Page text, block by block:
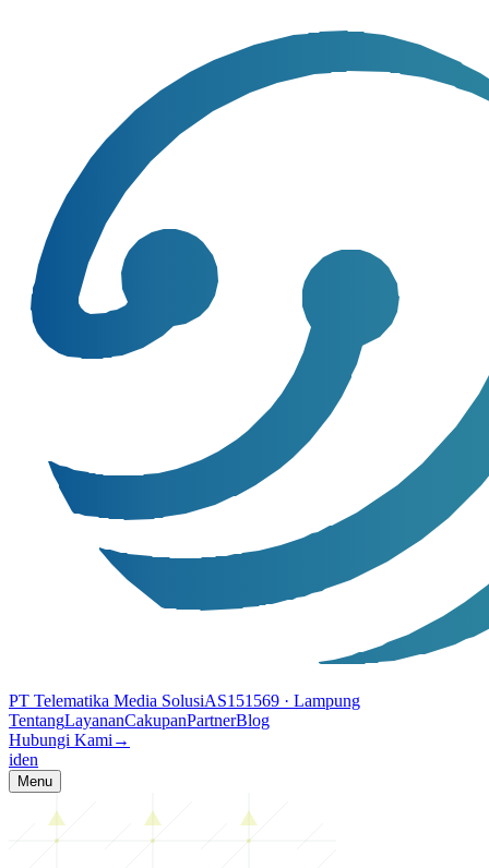
PT Telematika Media SolusiAS151569 · Lampung
TentangLayananCakupanPartnerBlog
Hubungi Kami →
iden
Menu